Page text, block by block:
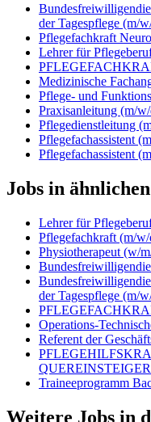
der Tagespflege (m/
Pflegefachkraft
Lehrer für
Medizinische
Pflege- und
Praxisanleitung (m/
Pflegedienstleitung
Pflegefachassistent
Pflegefachassistent
Jobs in
Lehrer für
Pflegefachkraft (m/
Physiotherapeut (w/
der Tagespflege (m/
Operations-
Referent der
Traineeprogramm
Weitere Jobs in